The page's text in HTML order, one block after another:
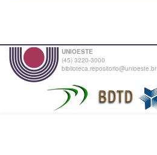
UNIOESTE
(45) 3220-3000
biblioteca.repositorio@unioeste.br